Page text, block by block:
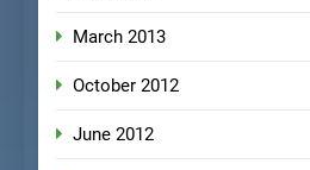
March 2013
October 2012
June 2012